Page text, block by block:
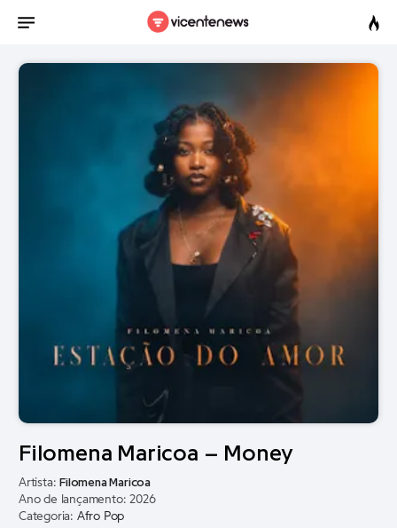
Filomena Maricoa – Money
Artista: Filomena Maricoa
Ano de lançamento: 2026
Categoria: Afro Pop